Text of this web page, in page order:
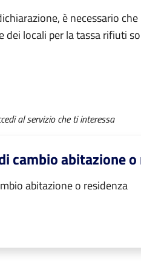
è necessario
dei locali per la tassa rifiuti
al servizio che ti interessa
cambio abitazione
abitazione o residenza